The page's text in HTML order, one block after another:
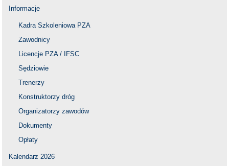
Informacje
Kadra Szkoleniowa PZA
Zawodnicy
Licencje PZA / IFSC
Sędziowie
Trenerzy
Konstruktorzy dróg
Organizatorzy zawodów
Dokumenty
Opłaty
Kalendarz 2026